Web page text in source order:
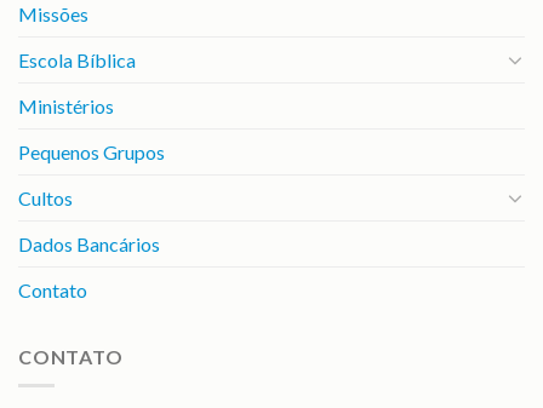
Missões
Escola Bíblica
Ministérios
Pequenos Grupos
Cultos
Dados Bancários
Contato
CONTATO